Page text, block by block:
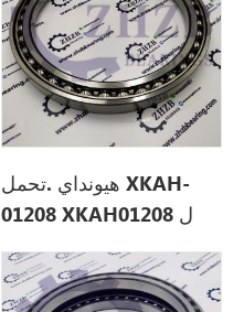
هيونداي .تحمل XKAH-
01208 XKAH01208 ل